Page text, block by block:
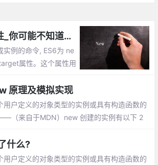
new.target属性_你可能不知道的 new.target
实例的命令, ES6为 ne
属性。这个属性用
不是通过 new操作符
返回 undefined。
原理及模拟实现
用户定义的对象类型的实例或具有构造函数的
（来自于MDN）new 创建的实例有以下 2
什么?
用户定义的对象类型的实例或具有构造函数的